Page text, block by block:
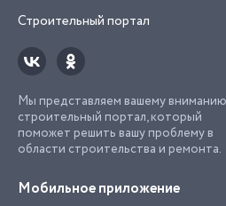
Строительный портал
Мы представляем вашему вниманию
строительный портал, который
поможет решить вашу проблему в
области строительства и ремонта.
Мобильное приложение